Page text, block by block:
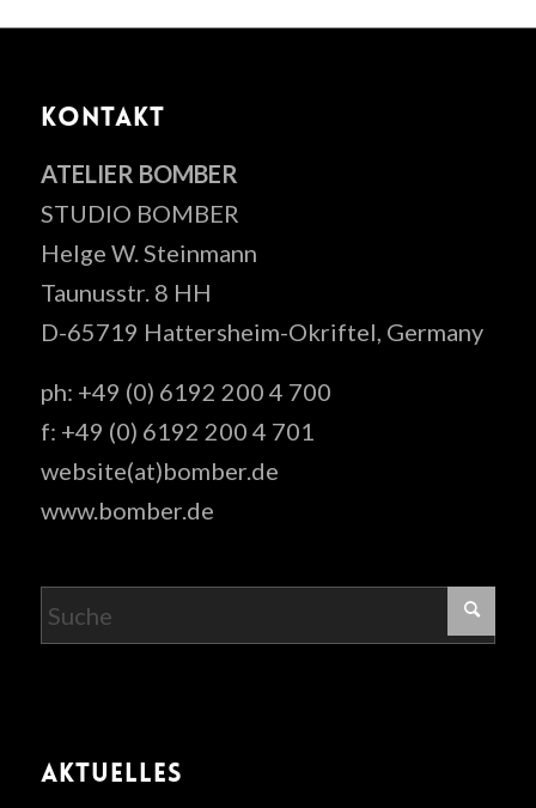
KONTAKT
ATELIER BOMBER
STUDIO BOMBER
Helge W. Steinmann
Taunusstr. 8 HH
D-65719 Hattersheim-Okriftel, Germany
ph: +49 (0) 6192 200 4 700
f: +49 (0) 6192 200 4 701
website(at)bomber.de
www.bomber.de
AKTUELLES